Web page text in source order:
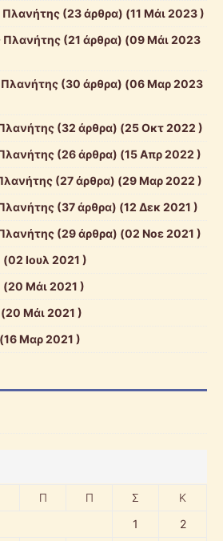
Πλανήτης (23 άρθρα) (11 Μάι 2023 )
Πλανήτης (21 άρθρα) (09 Μάι 2023
Πλανήτης (30 άρθρα) (06 Μαρ 2023
(32 άρθρα) (25 Οκτ 2022 )
(26 άρθρα) (15 Απρ 2022 )
(27 άρθρα) (29 Μαρ 2022 )
(37 άρθρα) (12 Δεκ 2021 )
(29 άρθρα) (02 Νοε 2021 )
Ιουλ 2021 )
(20 Μάι 2021 )
Μάι 2021 )
Μαρ 2021 )
Π Π Σ
Κ
1
2